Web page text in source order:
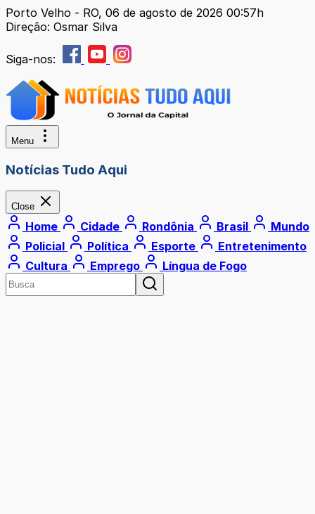
Porto Velho - RO, 06 de agosto de 2026 00:57h
Direção: Osmar Silva
Siga-nos:
Menu
Notícias Tudo Aqui
Close
Home Cidade Rondônia Brasil
Mundo
Policial
Política Esporte
Entretenimento
Cultura
Emprego Língua de Fogo